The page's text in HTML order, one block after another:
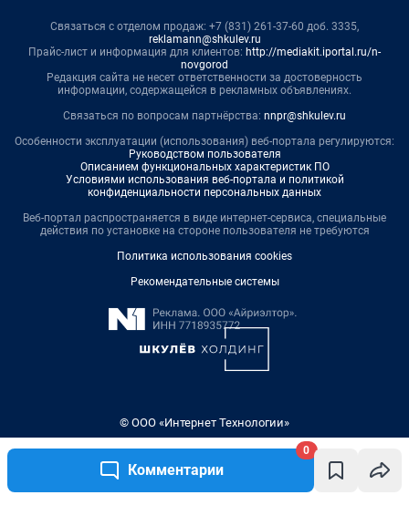
Комментарии
0
Связаться с отделом продаж: +7 (831) 261-37-60 доб. 3335,
reklamann@shkulev.ru
Прайс-лист и информация для клиентов: http://mediakit.iportal.ru/n-
novgorod
Редакция сайта не несет ответственности за достоверность
информации, содержащейся в рекламных объявлениях.
Связаться по вопросам партнёрства: nnpr@shkulev.ru
Особенности эксплуатации (использования) веб-портала регулируются:
Руководством пользователя
Описанием функциональных характеристик ПО
Условиями использования веб-портала и политикой
конфиденциальности персональных данных
Веб-портал распространяется в виде интернет-сервиса, специальные
действия по установке на стороне пользователя не требуются
Политика использования cookies
Рекомендательные системы
© ООО «Интернет Технологии»